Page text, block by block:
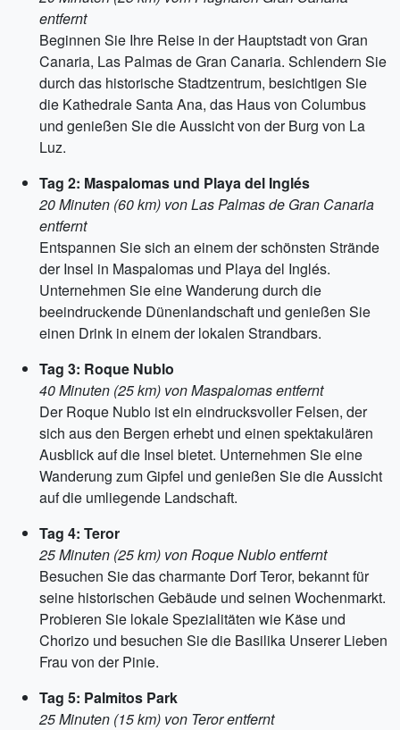
entfernt
Beginnen Sie Ihre Reise in der Hauptstadt von Gran
Canaria, Las Palmas de Gran Canaria. Schlendern Sie
durch das historische Stadtzentrum, besichtigen Sie
die Kathedrale Santa Ana, das Haus von Columbus
und genießen Sie die Aussicht von der Burg von La
Luz.
Tag 2: Maspalomas und Playa del Inglés
20 Minuten (60 km) von Las Palmas de Gran Canaria
entfernt
Entspannen Sie sich an einem der schönsten Strände
der Insel in Maspalomas und Playa del Inglés.
Unternehmen Sie eine Wanderung durch die
beeindruckende Dünenlandschaft und genießen Sie
einen Drink in einem der lokalen Strandbars.
Tag 3: Roque Nublo
40 Minuten (25 km) von Maspalomas entfernt
Der Roque Nublo ist ein eindrucksvoller Felsen, der
sich aus den Bergen erhebt und einen spektakulären
Ausblick auf die Insel bietet. Unternehmen Sie eine
Wanderung zum Gipfel und genießen Sie die Aussicht
auf die umliegende Landschaft.
Tag 4: Teror
25 Minuten (25 km) von Roque Nublo entfernt
Besuchen Sie das charmante Dorf Teror, bekannt für
seine historischen Gebäude und seinen Wochenmarkt.
Probieren Sie lokale Spezialitäten wie Käse und
Chorizo und besuchen Sie die Basilika Unserer Lieben
Frau von der Pinie.
Tag 5: Palmitos Park
25 Minuten (15 km) von Teror entfernt